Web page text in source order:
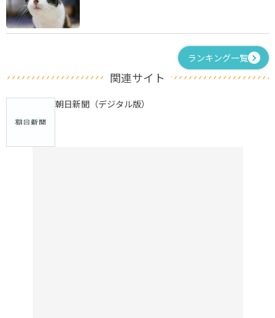
ランキング一覧
関連サイト
朝日新聞（デジタル版）